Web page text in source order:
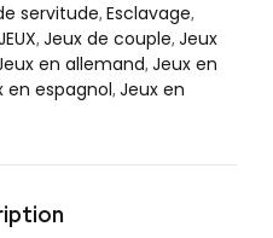
servitude, Esclavage,
, Jeux de couple, Jeux
en allemand, Jeux en
en espagnol, Jeux en